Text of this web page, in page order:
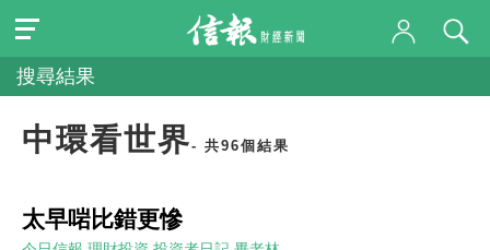
搜尋結果
中環看世界- 共96個結果
太早啱比錯更慘